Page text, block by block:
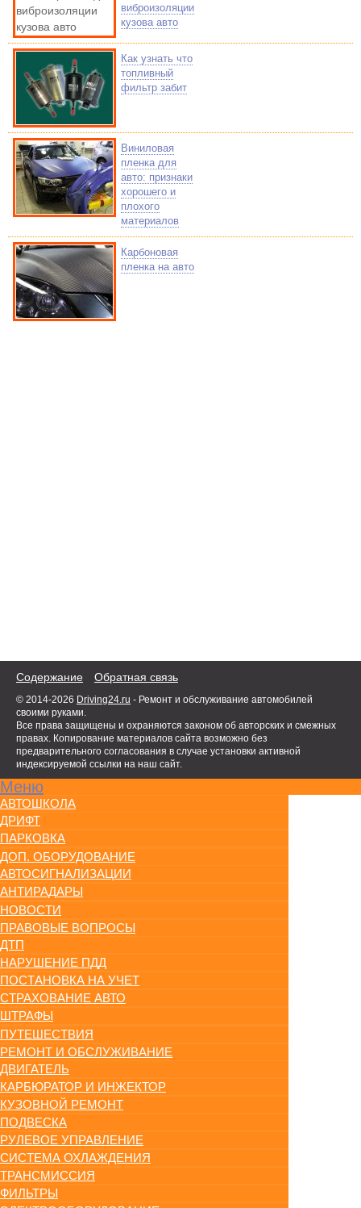
виброизоляции
кузова авто
Как узнать что
топливный
фильтр забит
Виниловая
пленка для
авто: признаки
хорошего и
плохого
материалов
Карбоновая
пленка на авто
Содержание Обратная связь
© 2014-2026 Driving24.ru - Ремонт и обслуживание автомобилей
своими руками.
Все права защищены и охраняются законом об авторских и смежных
правах. Копирование материалов сайта возможно без
предварительного согласования в случае установки активной
индексируемой ссылки на наш сайт.
Меню
АВТОШКОЛА
ДРИФТ
ПАРКОВКА
ДОП. ОБОРУДОВАНИЕ
АВТОСИГНАЛИЗАЦИИ
АНТИРАДАРЫ
НОВОСТИ
ПРАВОВЫЕ ВОПРОСЫ
ДТП
НАРУШЕНИЕ ПДД
ПОСТАНОВКА НА УЧЕТ
СТРАХОВАНИЕ АВТО
ШТРАФЫ
ПУТЕШЕСТВИЯ
РЕМОНТ И ОБСЛУЖИВАНИЕ
ДВИГАТЕЛЬ
КАРБЮРАТОР И ИНЖЕКТОР
КУЗОВНОЙ РЕМОНТ
ПОДВЕСКА
РУЛЕВОЕ УПРАВЛЕНИЕ
СИСТЕМА ОХЛАЖДЕНИЯ
ТРАНСМИССИЯ
ФИЛЬТРЫ